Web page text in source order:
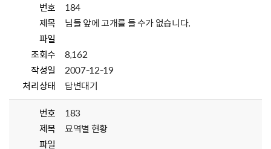
번호
184
제목
님들 앞에 고개를 들 수가 없습니다.
파일
조회수
8,162
작성일
2007-12-19
처리상태
답변대기
번호
183
제목
묘역별 현황
파일